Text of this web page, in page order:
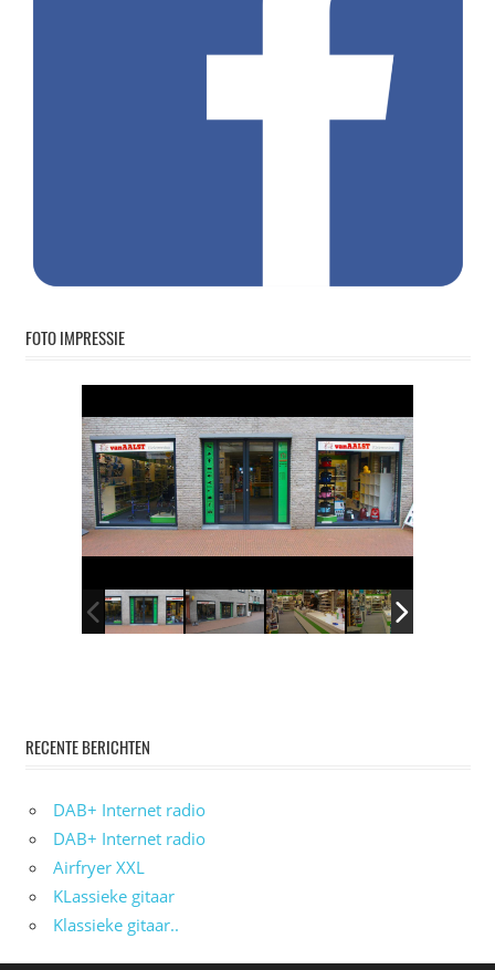
FOTO IMPRESSIE
RECENTE BERICHTEN
DAB+ Internet radio
DAB+ Internet radio
Airfryer XXL
KLassieke gitaar
Klassieke gitaar..